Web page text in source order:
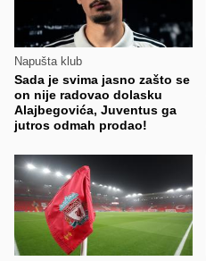
Napušta klub
Sada je svima jasno zašto se
on nije radovao dolasku
Alajbegovića, Juventus ga
jutros odmah prodao!